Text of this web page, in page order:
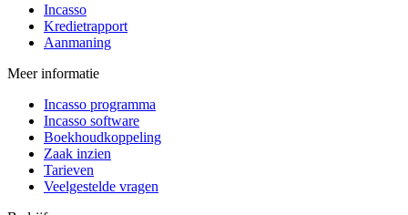
Incasso
Kredietrapport
Aanmaning
Meer informatie
Incasso programma
Incasso software
Boekhoudkoppeling
Zaak inzien
Tarieven
Veelgestelde vragen